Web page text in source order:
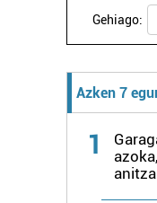
Webgune honek
baliatzen gara. Ohar
Gehiago:
Azken 7
1